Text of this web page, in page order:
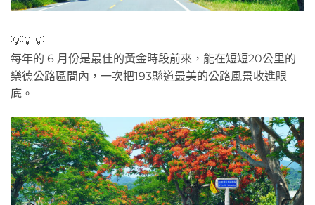
💡💡💡
每年的 6 月份是最佳的黃金時段前來，能在短短20公里的
樂德公路區間內，一次把193縣道最美的公路風景收進眼
底。